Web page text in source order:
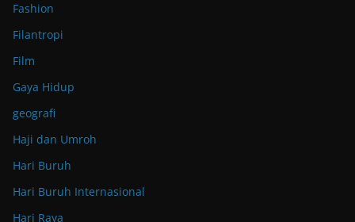
Fashion
Filantropi
Film
Gaya Hidup
geografi
Haji dan Umroh
Hari Buruh
Hari Buruh Internasional
Hari Raya